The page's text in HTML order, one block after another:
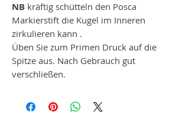
NB kräftig schütteln den Posca
Markierstift die Kugel im Inneren
zirkulieren kann .
Üben Sie zum Primen Druck auf die
Spitze aus. Nach Gebrauch gut
verschließen.